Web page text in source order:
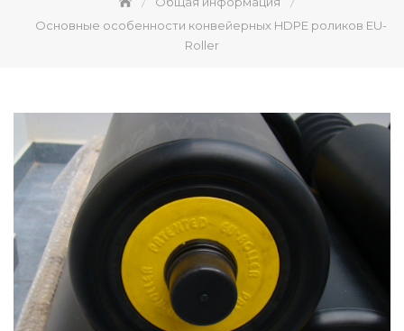
Основные особенности конвейерных HDPE роликов EU-
Roller